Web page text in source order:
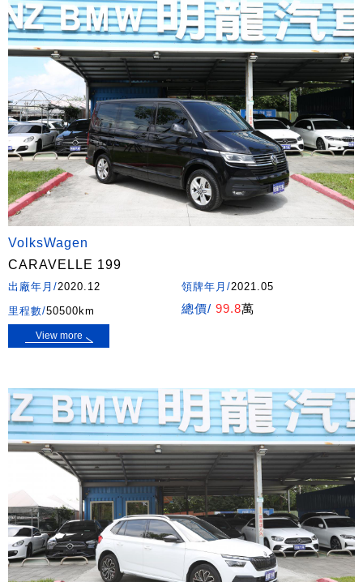
VolksWagen
CARAVELLE 199
出廠年月/2020.12 領牌年月/2021.05
里程數/50500km 總價/ 99.8萬
View more